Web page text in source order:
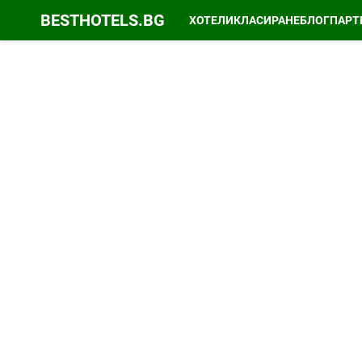
BESTHOTELS.BG ХОТЕЛИКЛАСИРАНЕБЛОГ